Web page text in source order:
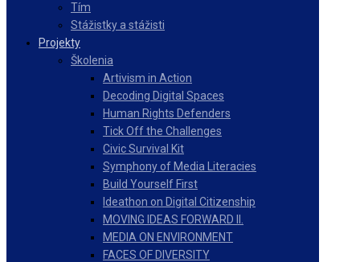
Tím
Stážistky a stážisti
Projekty
Školenia
Artivism in Action
Decoding Digital Spaces
Human Rights Defenders
Tick Off the Challenges
Civic Survival Kit
Symphony of Media Literacies
Build Yourself First
Ideathon on Digital Citizenship
MOVING IDEAS FORWARD II.
MEDIA ON ENVIRONMENT
FACES OF DIVERSITY